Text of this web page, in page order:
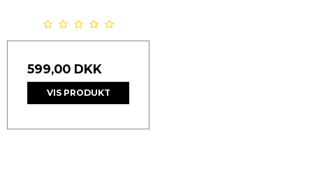
599,00 DKK
VIS PRODUKT